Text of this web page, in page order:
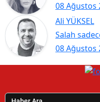
08 Ağustos
Ali YÜKSEL
08 Ağustos
Salah